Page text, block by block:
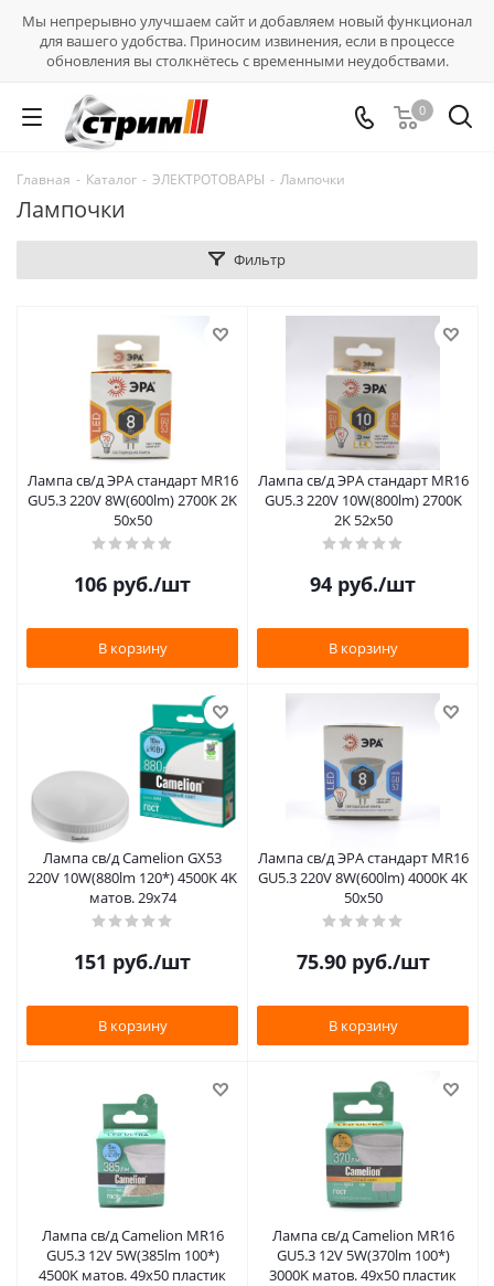
Мы непрерывно улучшаем сайт и добавляем новый функционал
для вашего удобства. Приносим извинения, если в процессе
обновления вы столкнётесь с временными неудобствами.
0
Главная - Каталог - ЭЛЕКТРОТОВАРЫ - Лампочки
Лампочки
Фильтр
Лампа св/д ЭРА стандарт MR16
GU5.3 220V 8W(600lm) 2700K 2K
50х50
106 руб./шт
В корзину
Лампа св/д ЭРА стандарт MR16
GU5.3 220V 10W(800lm) 2700K
2K 52х50
94 руб./шт
В корзину
Лампа св/д Camelion GX53
220V 10W(880lm 120*) 4500K 4K
матов. 29х74
151 руб./шт
В корзину
Лампа св/д ЭРА стандарт MR16
GU5.3 220V 8W(600lm) 4000K 4K
50х50
75.90руб./шт
В корзину
Лампа св/д Camelion MR16
GU5.3 12V 5W(385lm 100*)
4500K матов. 49х50 пластик
Лампа св/д Camelion MR16
GU5.3 12V 5W(370lm 100*)
3000K матов. 49х50 пластик